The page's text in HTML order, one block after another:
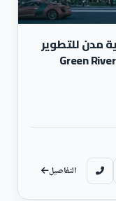
مدن للتطوير
التفاصيل